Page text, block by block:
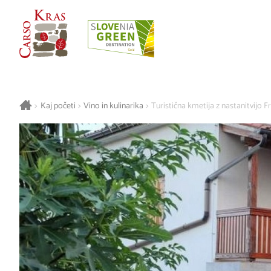
> Kaj početi > Vino in kulinarika > Turistična kmetija z nastanitvijo